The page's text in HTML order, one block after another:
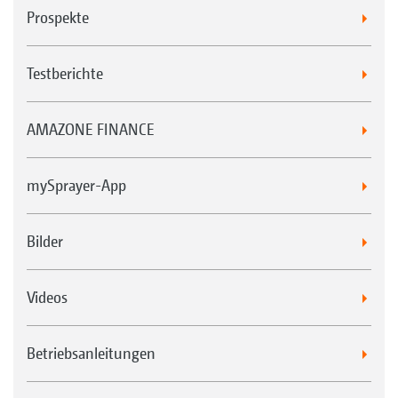
Prospekte
Testberichte
AMAZONE FINANCE
mySprayer-App
Bilder
Videos
Betriebsanleitungen